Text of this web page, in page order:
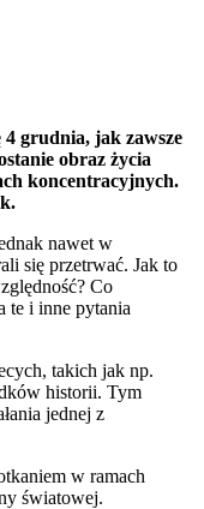
4 grudnia, jak zawsze
obraz życia
koncentracyjnych.
nawet w
się przetrwać. Jak to
Co
te i inne pytania
takich jak np.
historii. Tym
jednej z
w ramach
światowej.